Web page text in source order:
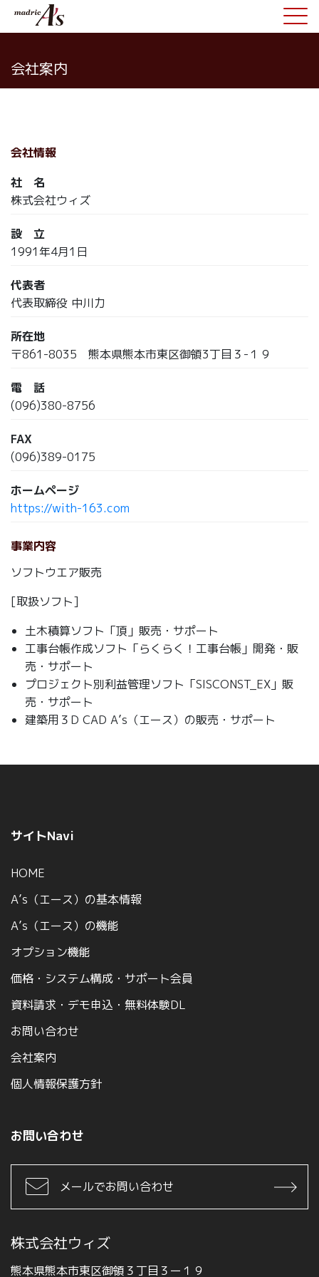
会社案内
会社情報
社 名
株式会社ウィズ
設 立
1991年4月1日
代表者
代表取締役 中川力
所在地
〒861-8035 熊本県熊本市東区御領3丁目３-１９
電 話
(096)380-8756
FAX
(096)389-0175
ホームページ
https://with-163.com
事業内容
ソフトウエア販売
[取扱ソフト]
土木積算ソフト「頂」販売・サポート
工事台帳作成ソフト「らくらく！工事台帳」開発・販
売・サポート
プロジェクト別利益管理ソフト「SISCONST_EX」販
売・サポート
建築用３D CAD A’s（エース）の販売・サポート
サイトNavi
HOME
A’s（エース）の基本情報
A’s（エース）の機能
オプション機能
価格・システム構成・サポート会員
資料請求・デモ申込・無料体験DL
お問い合わせ
会社案内
個人情報保護方針
お問い合わせ
メールでお問い合わせ
株式会社ウィズ
熊本県熊本市東区御領３丁目３ー１９